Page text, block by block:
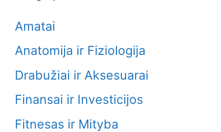
Amatai
Anatomija ir Fiziologija
Drabužiai ir Aksesuarai
Finansai ir Investicijos
Fitnesas ir Mityba